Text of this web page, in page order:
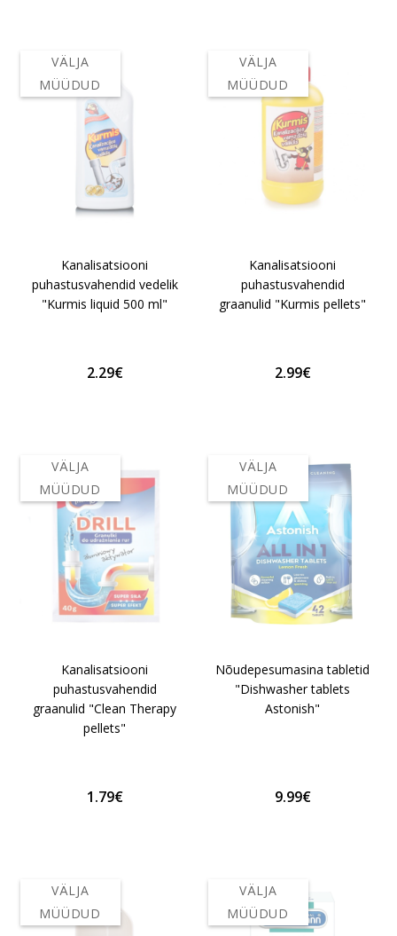
VÄLJA
MÜÜDUD
Kanalisatsiooni
puhastusvahendid vedelik
"Kurmis liquid 500 ml"
2.29€
VÄLJA
MÜÜDUD
Kanalisatsiooni
puhastusvahendid
graanulid "Kurmis pellets"
2.99€
VÄLJA
MÜÜDUD
Kanalisatsiooni
puhastusvahendid
graanulid "Clean Therapy
pellets"
1.79€
VÄLJA
MÜÜDUD
Nõudepesumasina tabletid
"Dishwasher tablets
Astonish"
9.99€
VÄLJA
MÜÜDUD
VÄLJA
MÜÜDUD